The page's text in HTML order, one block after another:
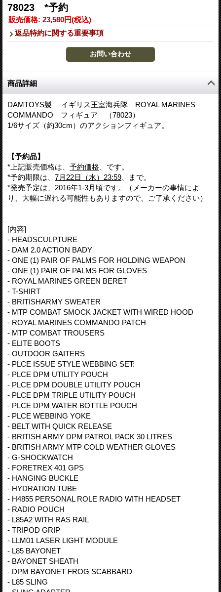
78023 *予約
販売価格: 23,580円(税込)
返品特約に関する重要事項
商品詳細
DAMTOYS製 イギリス王室海兵隊 ROYAL MARINES
COMMANDO フィギュア （78023）
1/6サイズ（約30cm）のアクションフィギュア。
【予約品】
*上記販売価格は、 予約価格 、です。
*予約期限は、 7月22日（水）23:59 、まで。
*発売予定は、 2016年1-3月頃です。（メーカーの事情によ
り、大幅に遅れる可能性もありますので、ご了承ください）
[内容]
- HEADSCULPTURE
- DAM 2.0 ACTION BADY
- ONE (1) PAIR OF PALMS FOR HOLDING WEAPON
- ONE (1) PAIR OF PALMS FOR GLOVES
- ROYAL MARINES GREEN BERET
- T-SHIRT
- BRITISHARMY SWEATER
- MTP COMBAT SMOCK JACKET WITH WIRED HOOD
- ROYAL MARINES COMMANDO PATCH
- MTP COMBAT TROUSERS
- ELITE BOOTS
- OUTDOOR GAITERS
- PLCE ISSUE STYLE WEBBING SET:
- PLCE DPM UTILITY POUCH
- PLCE DPM DOUBLE UTILITY POUCH
- PLCE DPM TRIPLE UTILITY POUCH
- PLCE DPM WATER BOTTLE POUCH
- PLCE WEBBING YOKE
- BELT WITH QUICK RELEASE
- BRITISH ARMY DPM PATROL PACK 30 LITRES
- BRITISH ARMY MTP COLD WEATHER GLOVES
- G-SHOCKWATCH
- FORETREX 401 GPS
- HANGING BUCKLE
- HYDRATION TUBE
- H4855 PERSONAL ROLE RADIO WITH HEADSET
- RADIO POUCH
- L85A2 WITH RAS RAIL
- TRIPOD GRIP
- LLM01 LASER LIGHT MODULE
- L85 BAYONET
- BAYONET SHEATH
- DPM BAYONET FROG SCABBARD
- L85 SLING